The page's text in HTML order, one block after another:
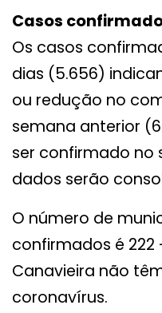
Casos
Os casos
dias (5.656)
ou redução no
semana anterior
ser confirmado no
dados serão
O número de
confirmados é 222
Canavieira não
coronavírus.